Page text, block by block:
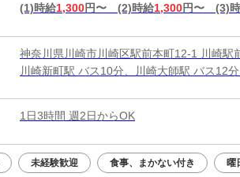
(1)時給1,300円〜 (2)時給1,300円〜 (3)
神奈川県川崎市川崎区駅前本町12-1 川崎駅
川崎新町駅 バス10分、川崎大師駅 バス12
1日3時間 週2日からOK
未経験歓迎 食事、まかない付き 曜